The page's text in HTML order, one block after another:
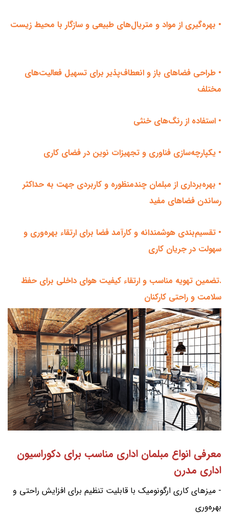
• بهره‌گیری از مواد و متریال‌های طبیعی و سازگار با محیط زیست
• طراحی فضاهای باز و انعطاف‌پذیر برای تسهیل فعالیت‌های
مختلف
• استفاده از رنگ‌های خنثی
• یکپارچه‌سازی فناوری و تجهیزات نوین در فضای کاری
• بهره‌برداری از مبلمان چندمنظوره و کاربردی جهت به حداکثر
رساندن فضاهای مفید
• تقسیم‌بندی هوشمندانه و کارآمد فضا برای ارتقاء بهره‌وری و
سهولت در جریان کاری
.تضمین تهویه مناسب و ارتقاء کیفیت هوای داخلی برای حفظ
سلامت و راحتی کارکنان
معرفی انواع مبلمان اداری مناسب برای دکوراسیون
اداری مدرن
- میزهای کاری ارگونومیک با قابلیت تنظیم برای افزایش راحتی و
بهره‌وری